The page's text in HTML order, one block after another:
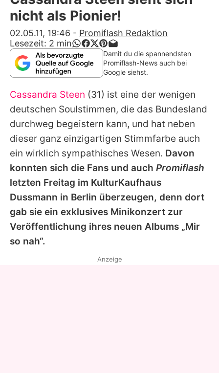
Alle Themen auf Promiflash
App runterladen
Team
Redaktionelle Richtlinien
Impressum
Datenschutzerklärung
Nutzungsbedingungen
Utiq verwalten
nicht als Pionier!
02.05.11, 19:46 - Promiflash Redaktion
Lesezeit: 2 min
Damit du die spannendsten
Promiflash-News auch bei
Google siehst.
Cassandra Steen (31) ist eine der wenigen
deutschen Soulstimmen, die das Bundesland
durchweg begeistern kann, und hat neben
dieser ganz einzigartigen Stimmfarbe auch
ein wirklich sympathisches Wesen. Davon
konnten sich die Fans und auch Promiflash
letzten Freitag im KulturKaufhaus
Dussmann in Berlin überzeugen, denn dort
gab sie ein exklusives Minikonzert zur
Veröffentlichung ihres neuen Albums „Mir
so nah“.
Anzeige